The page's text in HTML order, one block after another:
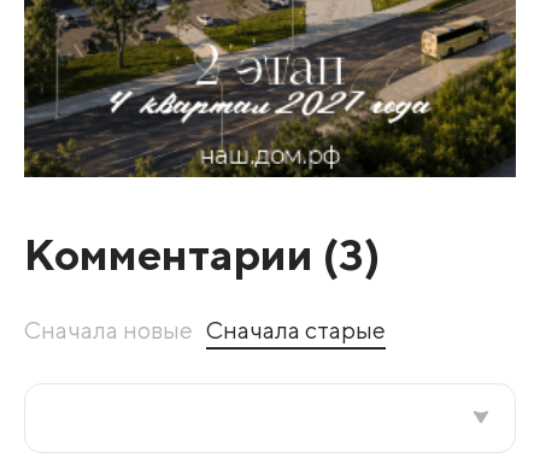
Комментарии (3)
Сначала новые Сначала старые